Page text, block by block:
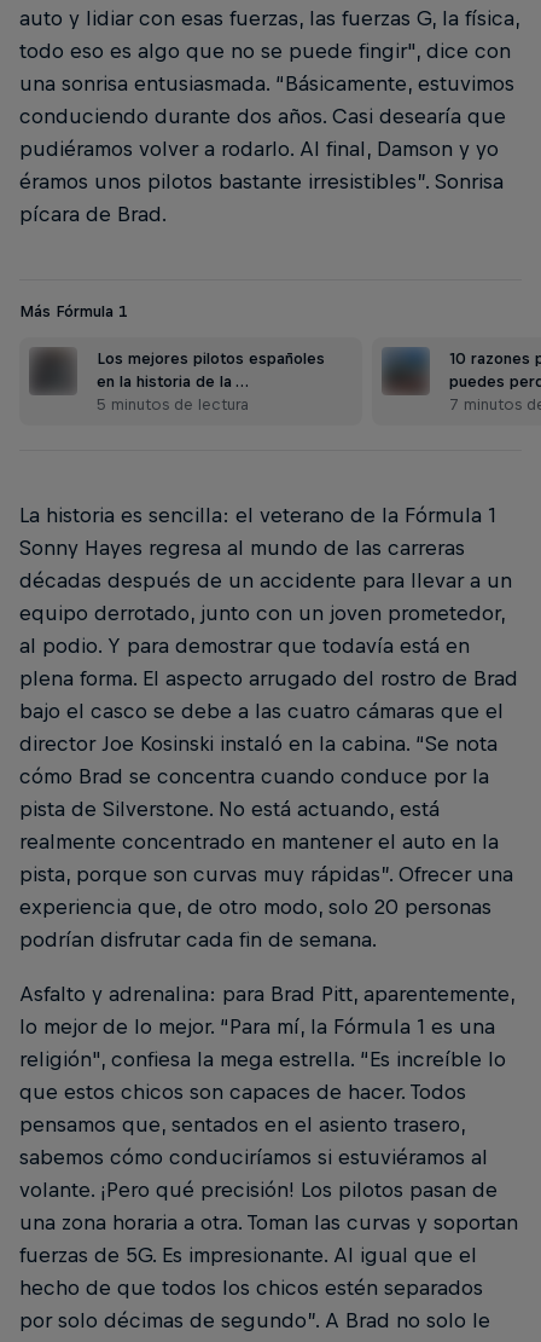
auto y lidiar con esas fuerzas, las fuerzas G, la física,
todo eso es algo que no se puede fingir", dice con
una sonrisa entusiasmada. “Básicamente, estuvimos
conduciendo durante dos años. Casi desearía que
pudiéramos volver a rodarlo. Al final, Damson y yo
éramos unos pilotos bastante irresistibles”. Sonrisa
pícara de Brad.
Más Fórmula 1
Los mejores pilotos españoles
en la historia de la …
5 minutos de lectura
10 razones
puedes
7 minutos
La historia es sencilla: el veterano de la Fórmula 1
Sonny Hayes regresa al mundo de las carreras
décadas después de un accidente para llevar a un
equipo derrotado, junto con un joven prometedor,
al podio. Y para demostrar que todavía está en
plena forma. El aspecto arrugado del rostro de Brad
bajo el casco se debe a las cuatro cámaras que el
director Joe Kosinski instaló en la cabina. “Se nota
cómo Brad se concentra cuando conduce por la
pista de Silverstone. No está actuando, está
realmente concentrado en mantener el auto en la
pista, porque son curvas muy rápidas”. Ofrecer una
experiencia que, de otro modo, solo 20 personas
podrían disfrutar cada fin de semana.
Asfalto y adrenalina: para Brad Pitt, aparentemente,
lo mejor de lo mejor. “Para mí, la Fórmula 1 es una
religión", confiesa la mega estrella. “Es increíble lo
que estos chicos son capaces de hacer. Todos
pensamos que, sentados en el asiento trasero,
sabemos cómo conduciríamos si estuviéramos al
volante. ¡Pero qué precisión! Los pilotos pasan de
una zona horaria a otra. Toman las curvas y soportan
fuerzas de 5G. Es impresionante. Al igual que el
hecho de que todos los chicos estén separados
por solo décimas de segundo”. A Brad no solo le